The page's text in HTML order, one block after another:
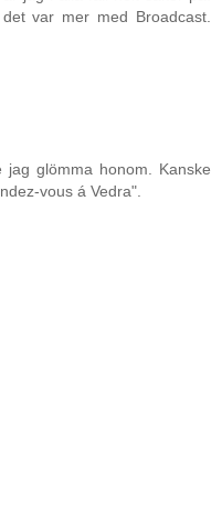
var mer med Broadcast.
glömma honom. Kanske
vous á Vedra".